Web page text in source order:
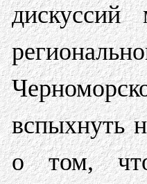
вспыхнуть
о том,